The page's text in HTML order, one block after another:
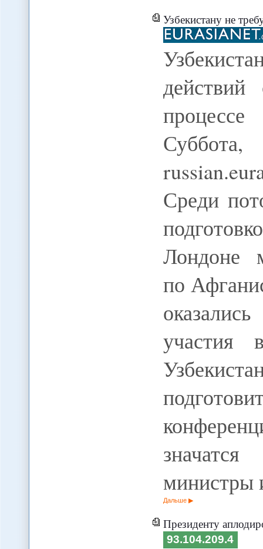
Узбекистану не требуется
процессе
Среди
Лондоне
по
участия
министры
Дальше
Президенту
93.104.209.4